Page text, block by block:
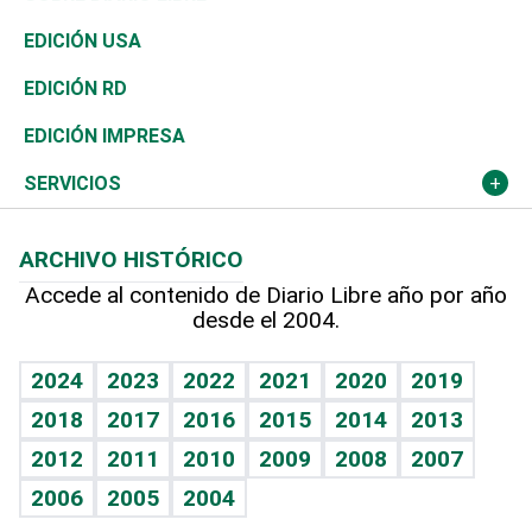
Reportajes
África
Ocenanía
Caribe
Resto del mundo
Vivienda
Telecom.
Global y variable
Economía personal
Buena Vida
Sociales
Novedades
Podcast Arte Libre
Hablando con el pediatra
Vida y familia
Eñe
Celebrando la vida
Sin complejos
Ciclismo
Tenis
Olimpismo
Más deportes
Línea de hit
TBT Deportivo
En Directo
El Espía
Noticiero Poteleche
Columnistas
Más firmas
Tecnología
Historia
Martes de tecnología
Cambio climático
Economía
Revista
Deportes
Opinión
Hecho en casa
Guía del dinero
EDICIÓN USA
EDICIÓN RD
EDICIÓN IMPRESA
SERVICIOS
Cumpleaños
Horóscopos
Crucigramas
ARCHIVO HISTÓRICO
Accede al contenido de Diario Libre año por año
desde el 2004.
2024 2023 2022 2021 2020
2019
2018
2017 2016 2015 2014
2013
2012
2011 2010 2009 2008
2007
2006
2005 2004